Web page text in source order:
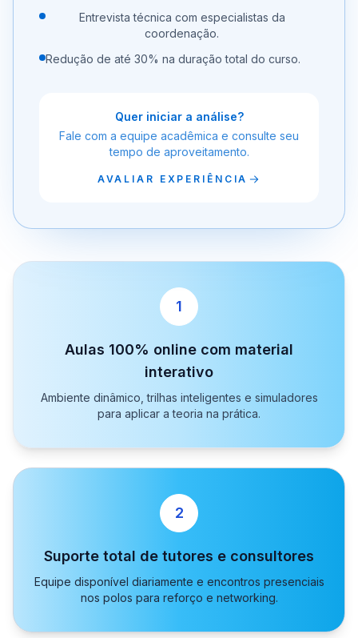
Entrevista técnica com especialistas da
coordenação.
Redução de até 30% na duração total do curso.
Quer iniciar a análise?
Fale com a equipe acadêmica e consulte seu
tempo de aproveitamento.
AVALIAR EXPERIÊNCIA
1
Aulas 100% online com material
interativo
Ambiente dinâmico, trilhas inteligentes e simuladores
para aplicar a teoria na prática.
2
Suporte total de tutores e consultores
Equipe disponível diariamente e encontros presenciais
nos polos para reforço e networking.